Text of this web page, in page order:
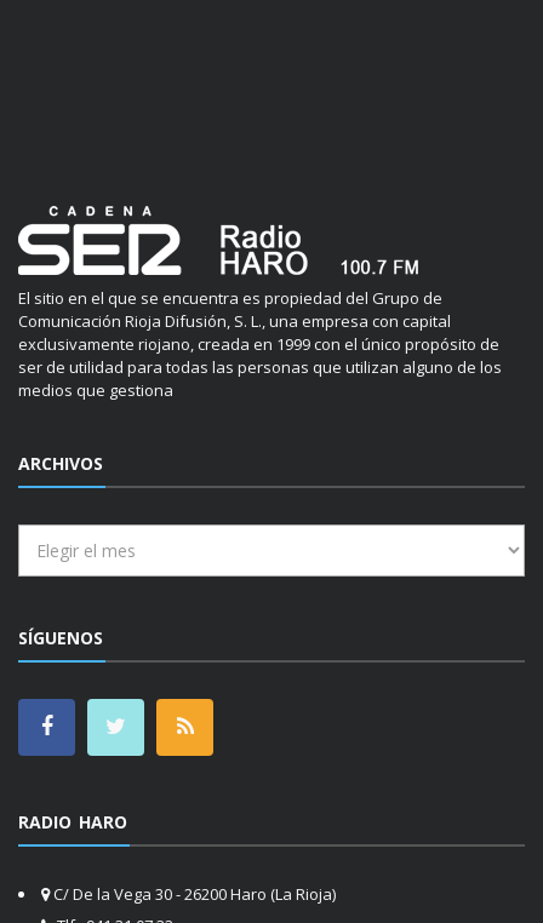
El sitio en el que se encuentra es propiedad del Grupo de
Comunicación Rioja Difusión, S. L., una empresa con capital
exclusivamente riojano, creada en 1999 con el único propósito de
ser de utilidad para todas las personas que utilizan alguno de los
medios que gestiona
ARCHIVOS
SÍGUENOS
RADIO HARO
C/ De la Vega 30 - 26200 Haro (La Rioja)